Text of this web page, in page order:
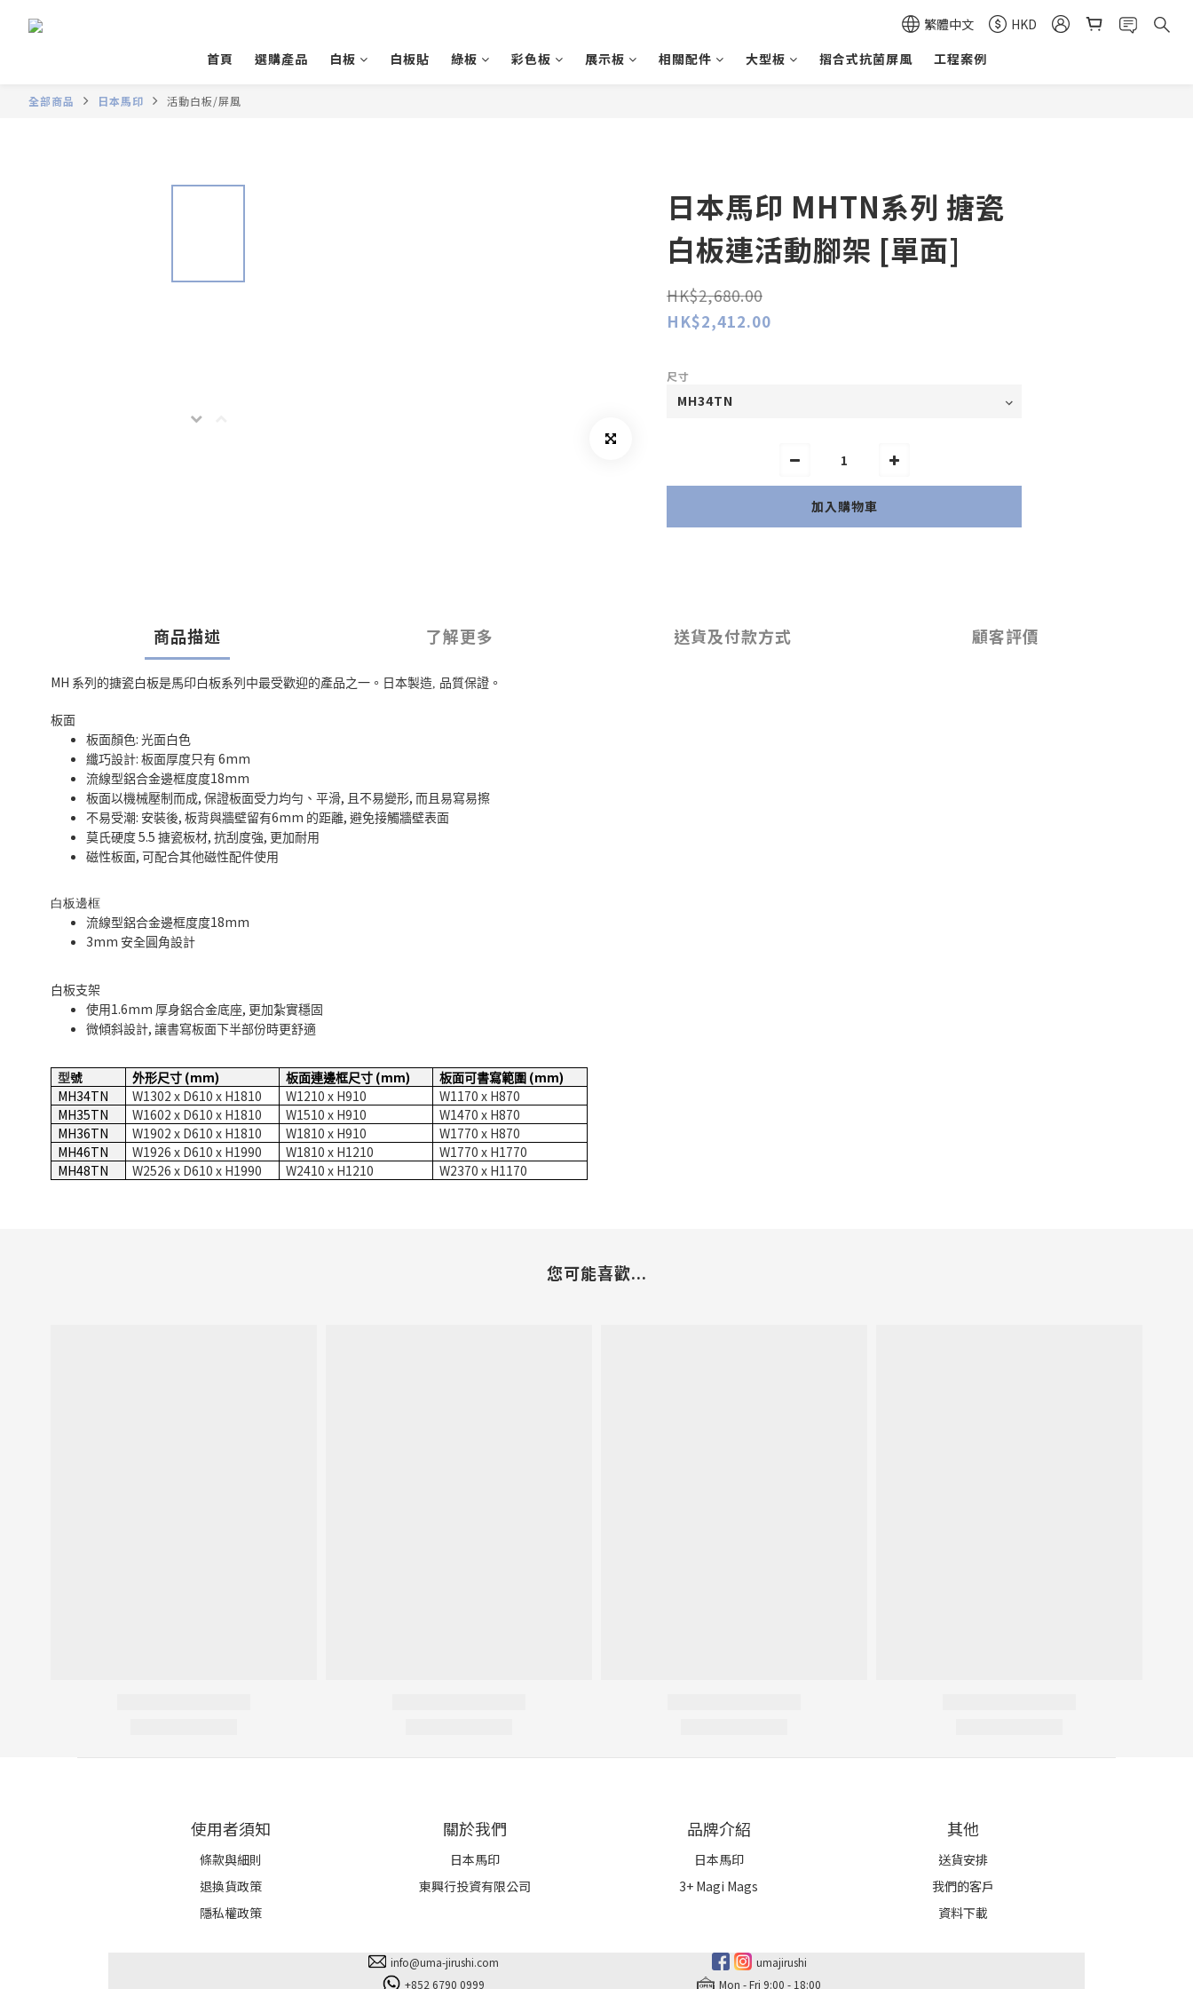
繁體中文
HKD
首頁
選購產品 白板 白板貼 綠板 彩色板 展示板 相關配件 大型板 摺合式抗菌屏風 工程案例
全部商品 日本馬印 活動白板/屏風
日本馬印 MHTN系列 搪瓷
白板連活動腳架 [單面]
HK$2,680.00
HK$2,412.00
尺寸
加入購物車
商品描述 了解更多 送貨及付款方式 顧客評價
MH 系列的搪瓷白板是馬印白板系列中最受歡迎的產品之一。日本製造, 品質保證。
板面
板面顏色: 光面白色
纖巧設計: 板面厚度只有 6mm
流線型鋁合金邊框度度18mm
板面以機械壓制而成, 保證板面受力均勻、平滑, 且不易變形, 而且易寫易擦
不易受潮 : 安裝後, 板背與牆壁留有6mm 的距離, 避免接觸牆壁表面
莫氏硬度 5.5 搪瓷板材, 抗刮度強, 更加耐用
磁性板面, 可配合其他磁性配件使用
白板邊框
流線型鋁合金邊框度度18mm
3mm 安全圓角設計
白板支架
使用 1.6mm 厚身鋁合金底座, 更加紮實穩固
微傾斜設計, 讓書寫板面下半部份時更舒適
型號 外形尺寸 (mm) 板面連邊框尺寸 (mm) 板面可書寫範圍 (mm)
MH34TN
W1302 x D610 x H1810 W1210 x H910
W1170 x H870
MH35TN
W1602 x D610 x H1810 W1510 x H910
W1470 x H870
MH36TN
W1902 x D610 x H1810 W1810 x H910
W1770 x H870
MH46TN
W1926 x D610 x H1990 W1810 x H1210
W1770 x H1770
MH48TN
W2526 x D610 x H1990 W2410 x H1210 W2370 x H1170
您可能喜歡...
使用者須知
條款與細則
退換貨政策
隱私權政策
關於我們
日本馬印
東興行投資有限公司
品牌介紹
日本馬印
3+ Magi Mags
其他
送貨安排
我們的客戶
資料下載
info@uma-jirushi.com
+852 6790 0999
umajirushi
Mon - Fri 9:00 - 18:00